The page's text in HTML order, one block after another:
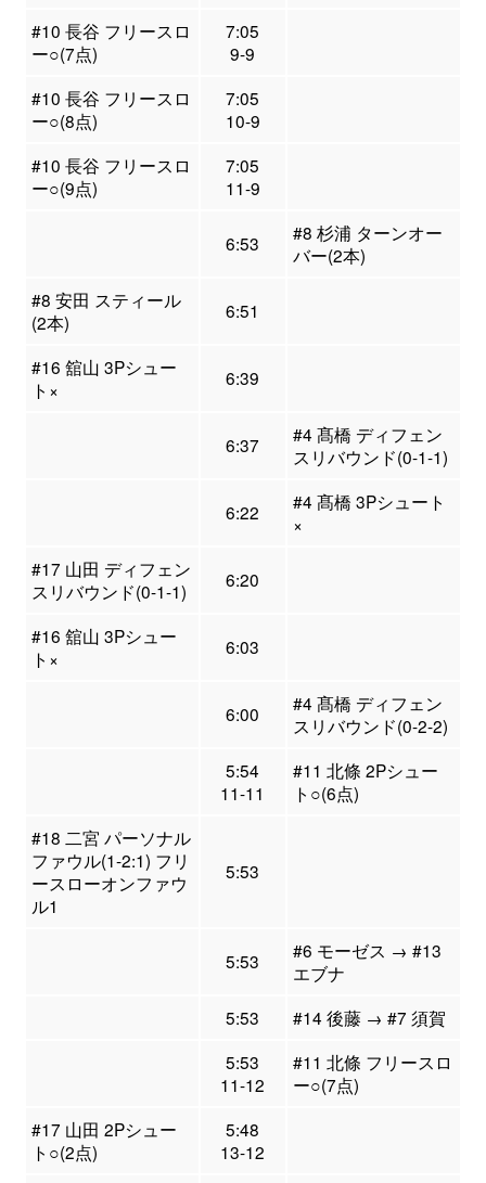
#10 長谷 フリースロ
ー○(7点)
7:05
9-9
#10 長谷 フリースロ
ー○(8点)
7:05
10-9
#10 長谷 フリースロ
ー○(9点)
7:05
11-9
6:53
#8 杉浦 ターンオー
バー(2本)
#8 安田 スティール
(2本)
6:51
#16 舘山 3Pシュー
ト×
6:39
6:37
#4 髙橋 ディフェン
スリバウンド(0-1-1)
6:22
#4 髙橋 3Pシュート
×
#17 山田 ディフェン
スリバウンド(0-1-1)
6:20
#16 舘山 3Pシュー
ト×
6:03
6:00
#4 髙橋 ディフェン
スリバウンド(0-2-2)
5:54
11-11
#11 北條 2Pシュー
ト○(6点)
#18 二宮 パーソナル
ファウル(1-2:1) フリ
ースローオンファウ
ル1
5:53
5:53
#6 モーゼス → #13
エブナ
5:53
#14 後藤 → #7 須賀
5:53
11-12
#11 北條 フリースロ
ー○(7点)
#17 山田 2Pシュー
ト○(2点)
5:48
13-12